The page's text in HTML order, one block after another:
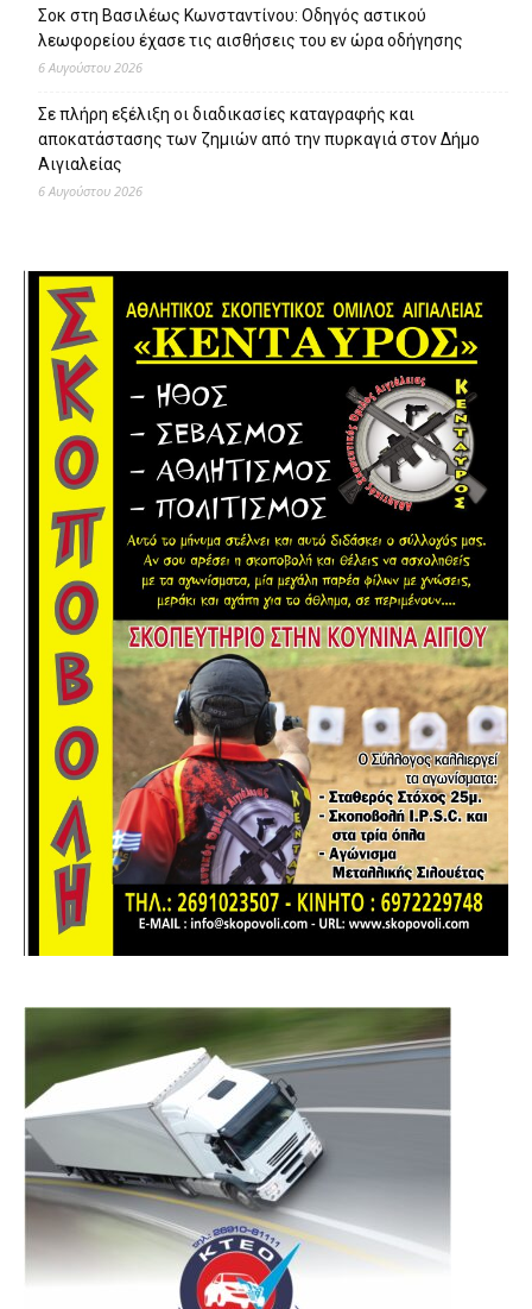
Σοκ στη Βασιλέως Κωνσταντίνου: Οδηγός αστικού
λεωφορείου έχασε τις αισθήσεις του εν ώρα οδήγησης
6 Αυγούστου 2026
Σε πλήρη εξέλιξη οι διαδικασίες καταγραφής και
αποκατάστασης των ζημιών από την πυρκαγιά στον Δήμο
Αιγιαλείας
6 Αυγούστου 2026